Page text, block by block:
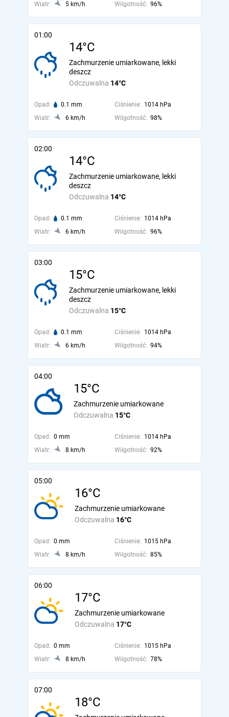
Wiatr:
5 km/h Wilgotność: 96%
01:00
14°C
Odczuwalna 14°C
Zachmurzenie umiarkowane, lekki
deszcz
Opad: 0.1 mm Ciśnienie: 1014 hPa
Wiatr:
6 km/h Wilgotność: 98%
02:00
14°C
Odczuwalna 14°C
Zachmurzenie umiarkowane, lekki
deszcz
Opad: 0.1 mm Ciśnienie: 1014 hPa
Wiatr:
6 km/h Wilgotność: 96%
03:00
15°C
Odczuwalna 15°C
Zachmurzenie umiarkowane, lekki
deszcz
Opad: 0.1 mm Ciśnienie: 1014 hPa
Wiatr:
6 km/h Wilgotność: 94%
04:00
15°C
Odczuwalna 15°C
Zachmurzenie umiarkowane
Opad: 0 mm Ciśnienie: 1014 hPa
Wiatr:
8 km/h Wilgotność: 92%
05:00
16°C
Odczuwalna 16°C
Zachmurzenie umiarkowane
Opad: 0 mm Ciśnienie: 1015 hPa
Wiatr:
8 km/h Wilgotność: 85%
06:00
17°C
Odczuwalna 17°C
Zachmurzenie umiarkowane
Opad: 0 mm Ciśnienie: 1015 hPa
Wiatr:
8 km/h Wilgotność: 78%
07:00
18°C